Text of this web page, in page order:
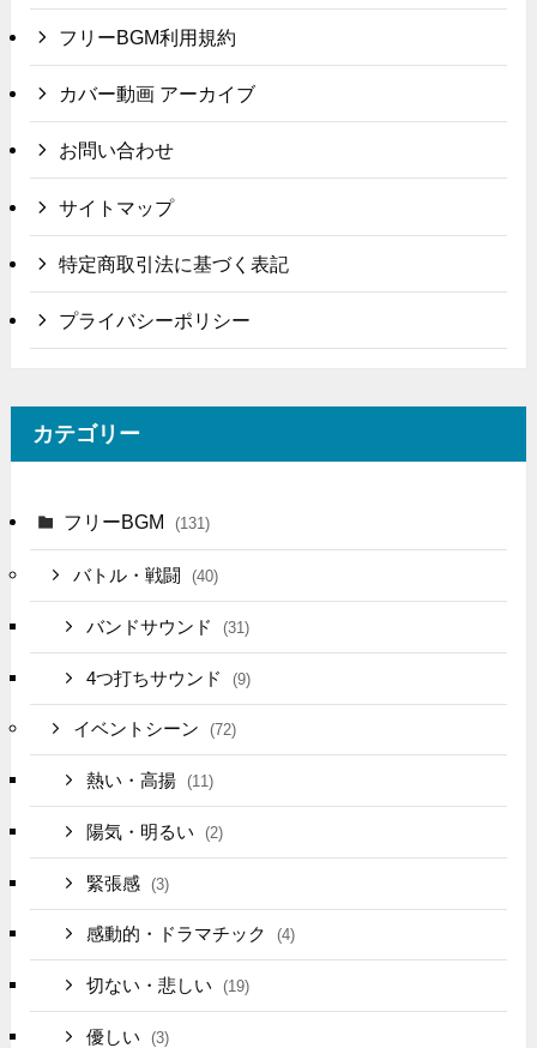
フリーBGM利用規約
カバー動画 アーカイブ
お問い合わせ
サイトマップ
特定商取引法に基づく表記
プライバシーポリシー
カテゴリー
フリーBGM (131)
バトル・戦闘 (40)
バンドサウンド (31)
4つ打ちサウンド (9)
イベントシーン (72)
熱い・高揚 (11)
陽気・明るい (2)
緊張感 (3)
感動的・ドラマチック (4)
切ない・悲しい (19)
優しい (3)